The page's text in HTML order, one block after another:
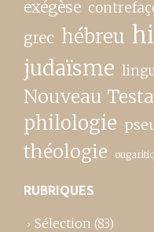
exégèse
grec hébreu
judaïsme
Nouveau
philologie
théologie
RUBRIQUES
Sélection (83)